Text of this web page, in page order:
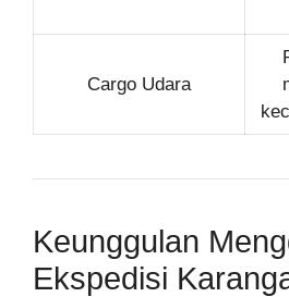
Cargo Udara
Keunggulan
Ekspedisi